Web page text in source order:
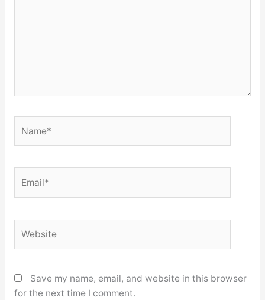
Save my name, email, and website in this browser
for the next time I comment.